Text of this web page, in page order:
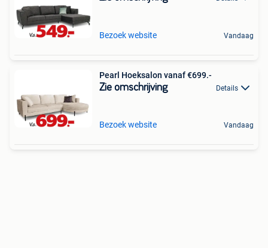
Bezoek website Vandaag
Pearl Hoeksalon vanaf €699.-
Zie omschrijving Details
Bezoek website Vandaag